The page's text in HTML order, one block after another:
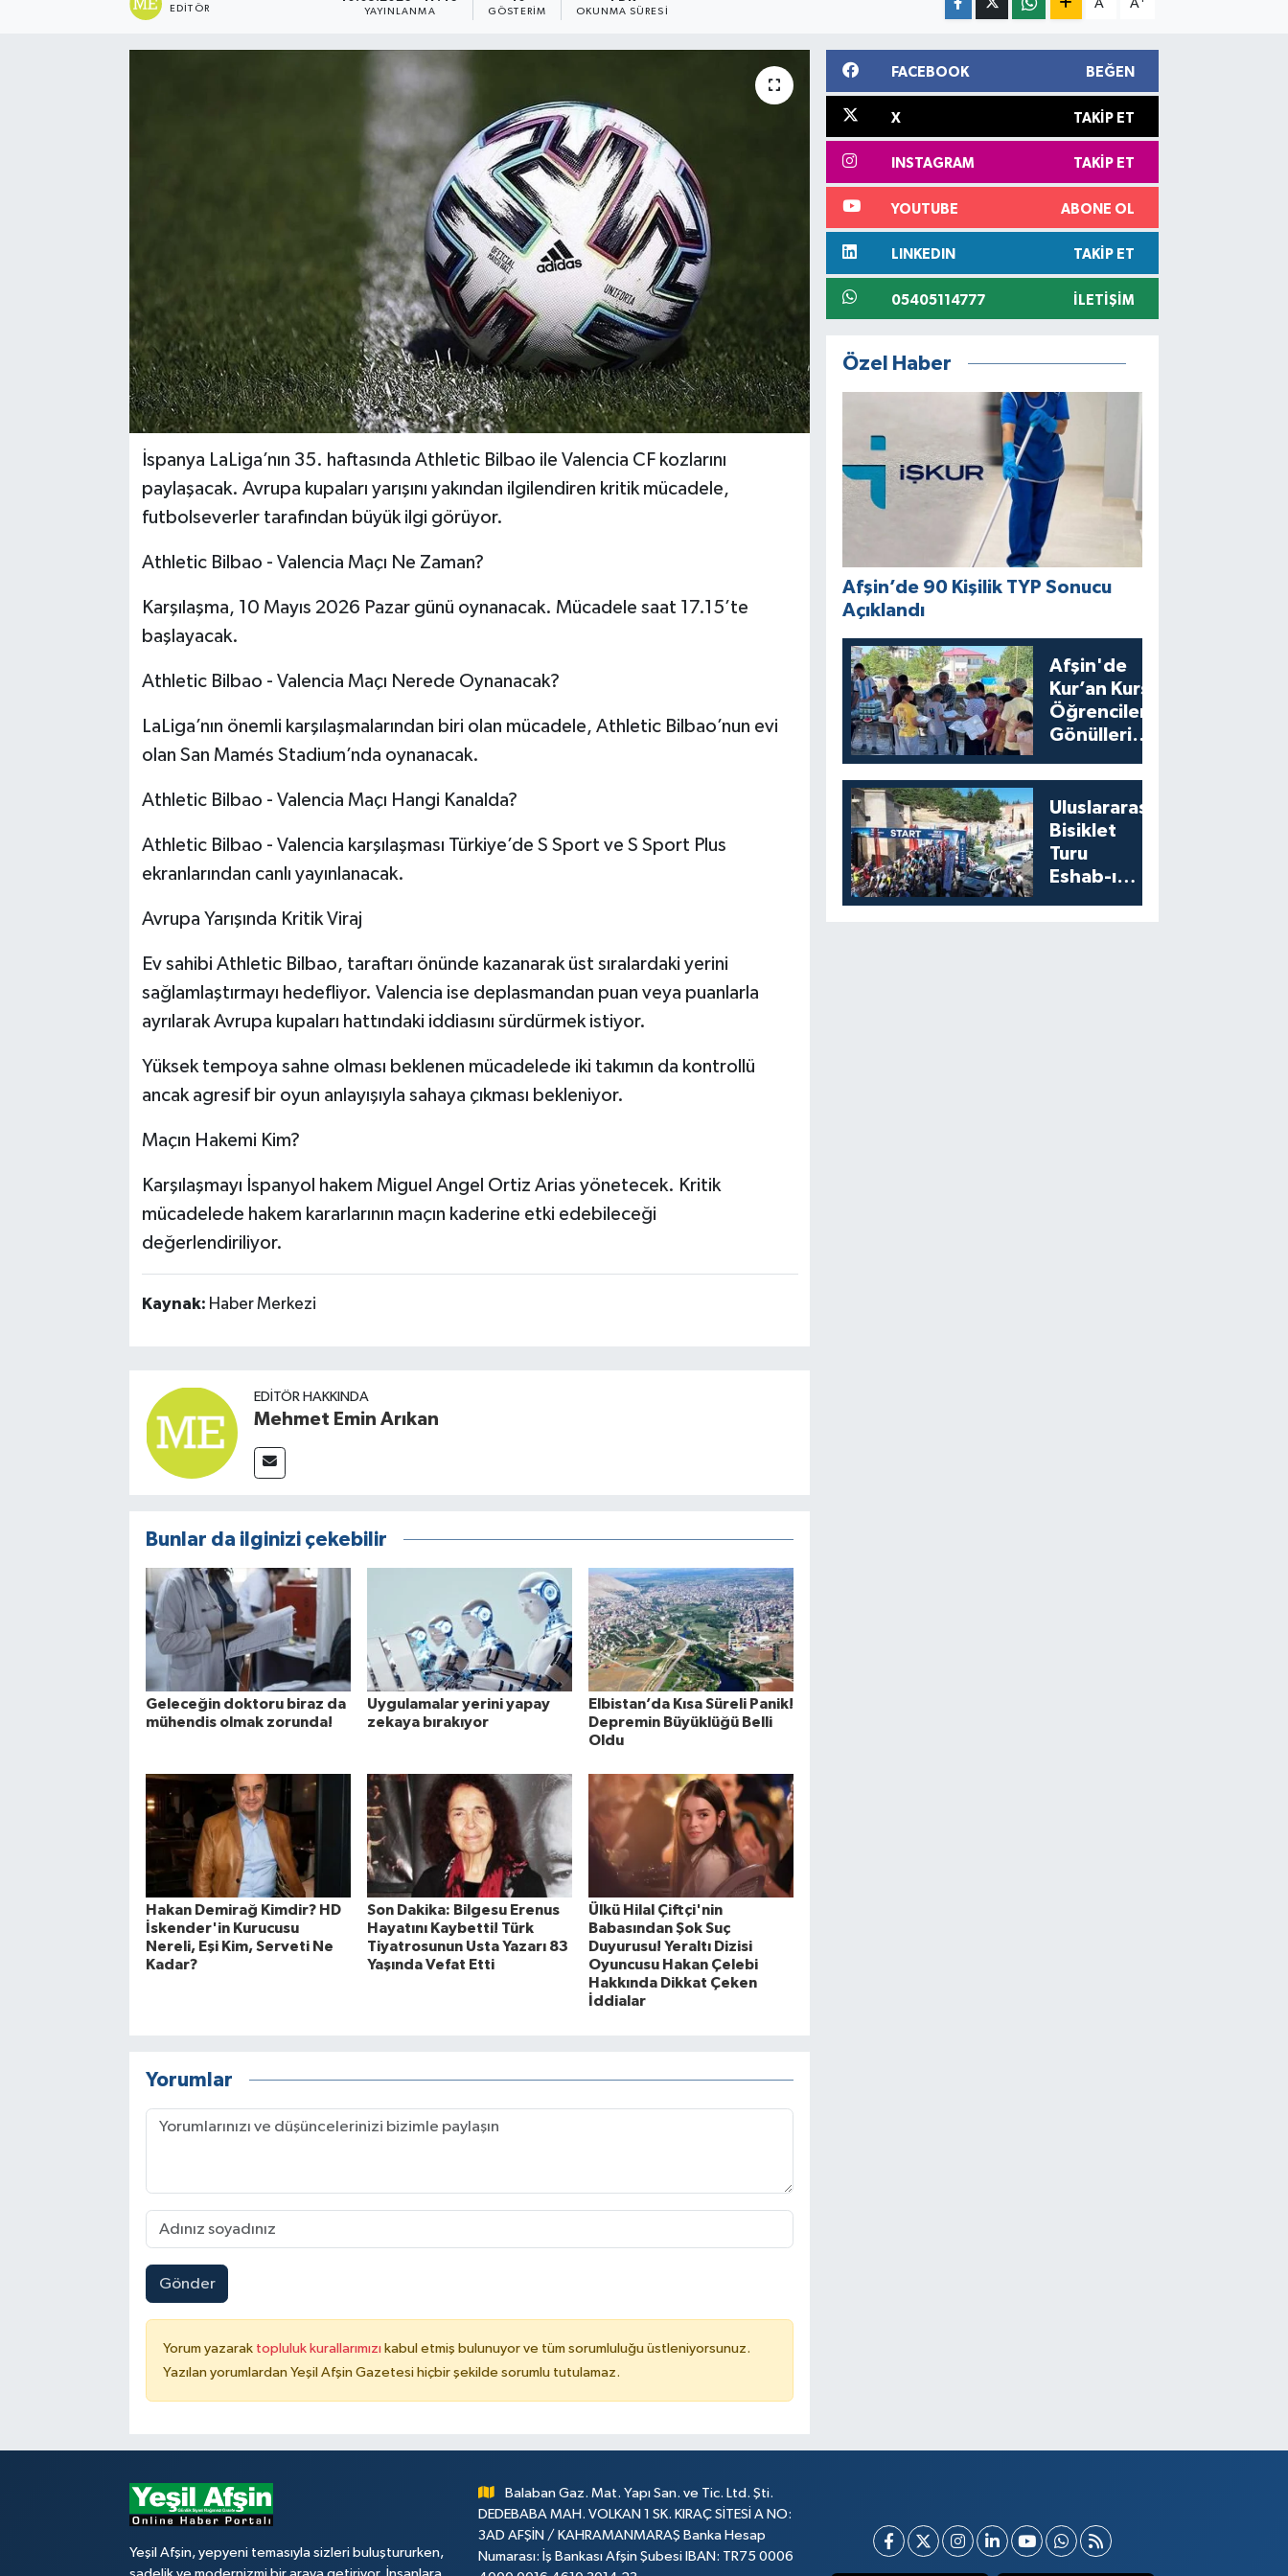
EDITÖR YAYINLANMA GÖSTERIM OKUNMA SÜRESI
A A
İspanya LaLiga’nın 35. haftasında Athletic Bilbao ile Valencia CF kozlarını
paylaşacak. Avrupa kupaları yarışını yakından ilgilendiren kritik mücadele,
futbolseverler tarafından büyük ilgi görüyor.
Athletic Bilbao - Valencia Maçı Ne Zaman?
Karşılaşma, 10 Mayıs 2026 Pazar günü oynanacak. Mücadele saat 17.15’te
başlayacak.
Athletic Bilbao - Valencia Maçı Nerede Oynanacak?
LaLiga’nın önemli karşılaşmalarından biri olan mücadele, Athletic Bilbao’nun evi
olan San Mamés Stadium’nda oynanacak.
Athletic Bilbao - Valencia Maçı Hangi Kanalda?
Athletic Bilbao - Valencia karşılaşması Türkiye’de S Sport ve S Sport Plus
ekranlarından canlı yayınlanacak.
Avrupa Yarışında Kritik Viraj
Ev sahibi Athletic Bilbao, taraftarı önünde kazanarak üst sıralardaki yerini
sağlamlaştırmayı hedefliyor. Valencia ise deplasmandan puan veya puanlarla
ayrılarak Avrupa kupaları hattındaki iddiasını sürdürmek istiyor.
Yüksek tempoya sahne olması beklenen mücadelede iki takımın da kontrollü
ancak agresif bir oyun anlayışıyla sahaya çıkması bekleniyor.
Maçın Hakemi Kim?
Karşılaşmayı İspanyol hakem Miguel Angel Ortiz Arias yönetecek. Kritik
mücadelede hakem kararlarının maçın kaderine etki edebileceği
değerlendiriliyor.
Kaynak: Haber Merkezi
EDITÖR HAKKINDA
Mehmet Emin Arıkan
Bunlar da ilginizi çekebilir
Geleceğin doktoru biraz da
mühendis olmak zorunda!
Uygulamalar yerini yapay
zekaya bırakıyor
Elbistan’da Kısa Süreli Panik!
Depremin Büyüklüğü Belli
Oldu
Hakan Demirağ Kimdir? HD
İskender'in Kurucusu
Nereli, Eşi Kim, Serveti Ne
Kadar?
Son Dakika: Bilgesu Erenus
Hayatını Kaybetti! Türk
Tiyatrosunun Usta Yazarı 83
Yaşında Vefat Etti
Ülkü Hilal Çiftçi'nin
Babasından Şok Suç
Duyurusu! Yeraltı Dizisi
Oyuncusu Hakan Çelebi
Hakkında Dikkat Çeken
İddialar
Yorumlar
Gönder
Yorum yazarak topluluk kurallarımızı kabul etmiş bulunuyor ve tüm sorumluluğu üstleniyorsunuz.
Yazılan yorumlardan Yeşil Afşin Gazetesi hiçbir şekilde sorumlu tutulamaz.
FACEBOOK BEĞEN
X TAKIP ET
INSTAGRAM TAKIP ET
YOUTUBE ABONE OL
LINKEDIN TAKIP ET
05405114777 İLETIŞIM
Özel Haber
Afşin’de 90 Kişilik TYP Sonucu
Açıklandı
Afşin'de
Kur’an Kursu
Öğrencilerine
Gönülleri
Uluslararası
Bisiklet
Turu
Eshab-ı
Yeşil Afşin, yepyeni temasıyla sizleri buluştururken,
Balaban Gaz. Mat. Yapı San. ve Tic. Ltd. Şti.
DEDEBABA MAH. VOLKAN 1 SK. KIRAÇ SİTESİ A NO:
3AD AFŞİN / KAHRAMANMARAŞ Banka Hesap
Numarası: İş Bankası Afşin Şubesi IBAN: TR75 0006